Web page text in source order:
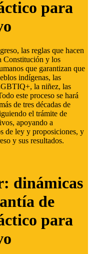
para
las reglas que hacen
Constitución y los
que garantizan que
indígenas, las
la niñez, las
este proceso se hará
de tres décadas de
el trámite de
apoyando a
de ley y proposiciones, y
y sus resultados.
dinámicas
de
para